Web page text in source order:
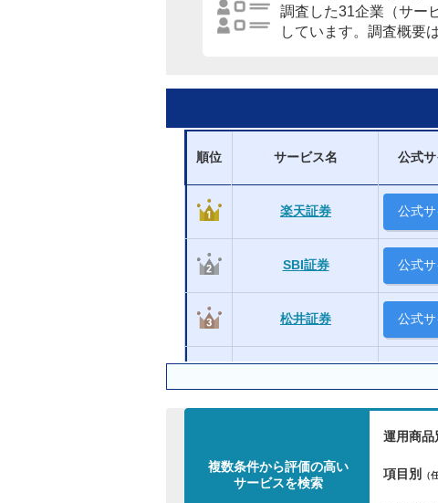
調査した31企業（サー
しています。調査概要
順位 サービス名 公式サ
楽天証券 公式サ
SBI証券 公式サ
松井証券 公式サ
三菱ＵＦＪｅスマート
証券（旧：auカブコム
複数条件から評価の高い
サービスを検索
運用商品
項目別 （